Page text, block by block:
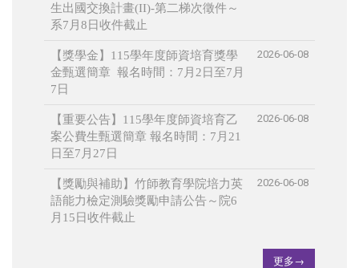
生出國交換計畫(II)-第二梯次徵件～
系7月8日收件截止
【獎學金】115學年度師資培育獎學
金甄選簡章 報名時間：7月2日至7月
7日
2026-06-08
【重要公告】115學年度師資培育乙
案公費生甄選簡章 報名時間：7月21
日至7月27日
2026-06-08
【獎勵與補助】竹師教育學院培力英
語能力檢定測驗獎勵申請公告～院6
月15日收件截止
2026-06-08
更多→